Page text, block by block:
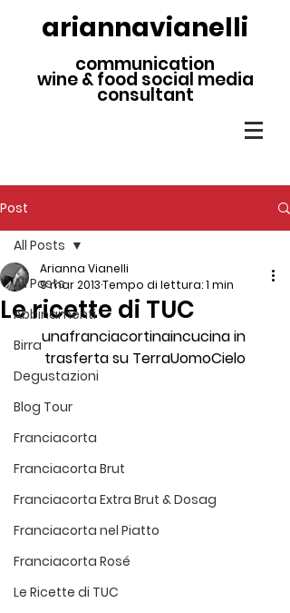
ariannavianelli
communication
wine & food social media
consultant
Post
All Posts
Abbinamenti
Birra
Degustazioni
Blog Tour
Franciacorta
Franciacorta Brut
Franciacorta Extra Brut & Dosag
Franciacorta nel Piatto
Franciacorta Rosé
Le Ricette di TUC
All Posts
Le ricette di TUC
Arianna Vianelli
9 mar 2013Tempo di lettura: 1 min
unafranciacortinaincucina in
trasferta su TerraUomoCielo